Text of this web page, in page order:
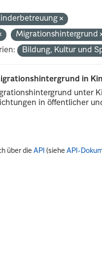
Migrationshintergrund
Bildung, Kultur und
in
unter
in öffentlicher
über dieAPI (sieheAPI-